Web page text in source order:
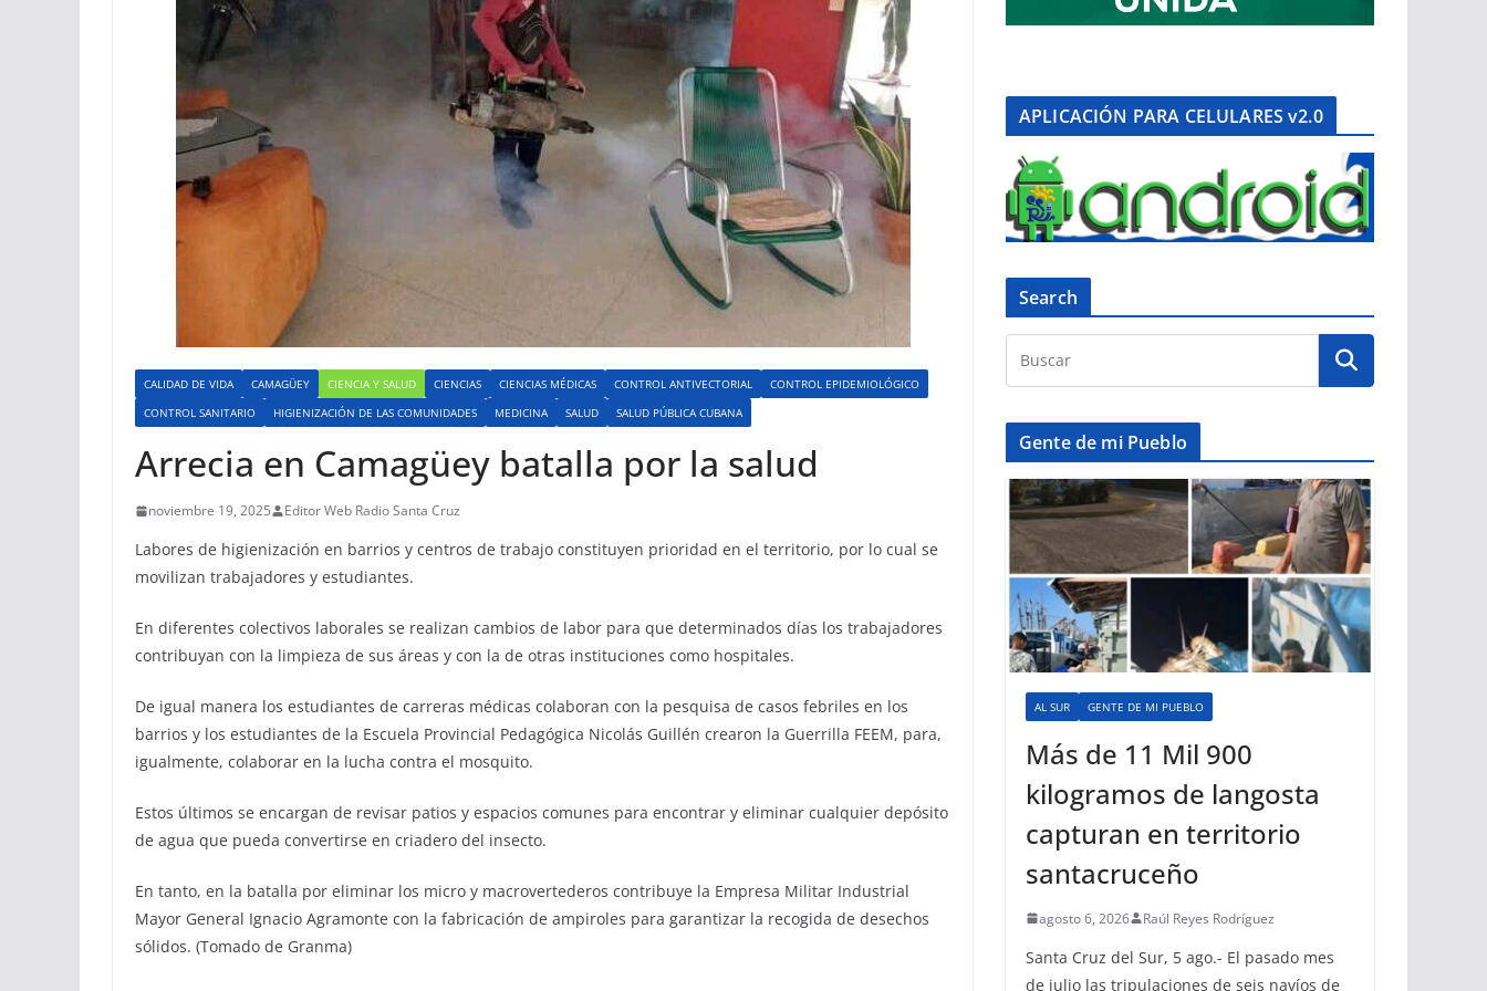
CALIDAD DE VIDA CAMAGÜEY CIENCIA Y SALUD CIENCIAS CIENCIAS MÉDICAS CONTROL ANTIVECTORIAL
CONTROL EPIDEMIOLÓGICO
CONTROL SANITARIO
HIGIENIZACIÓN DE LAS COMUNIDADES MEDICINA SALUD SALUD PÚBLICA CUBANA
Arrecia en Camagüey batalla por la salud
noviembre 19, 2025 Editor Web Radio Santa Cruz
Labores de higienización en barrios y centros de trabajo constituyen prioridad en el territorio, por lo cual se
movilizan trabajadores y estudiantes.
En diferentes colectivos laborales se realizan cambios de labor para que determinados días los trabajadores
contribuyan con la limpieza de sus áreas y con la de otras instituciones como hospitales.
De igual manera los estudiantes de carreras médicas colaboran con la pesquisa de casos febriles en los
barrios y los estudiantes de la Escuela Provincial Pedagógica Nicolás Guillén crearon la Guerrilla FEEM, para,
igualmente, colaborar en la lucha contra el mosquito.
Estos últimos se encargan de revisar patios y espacios comunes para encontrar y eliminar cualquier depósito
de agua que pueda convertirse en criadero del insecto.
En tanto, en la batalla por eliminar los micro y macrovertederos contribuye la Empresa Militar Industrial
Mayor General Ignacio Agramonte con la fabricación de ampiroles para garantizar la recogida de desechos
sólidos. (Tomado de Granma)
APLICACIÓN PARA CELULARES v2.0
Search
Gente de mi Pueblo
AL SUR GENTE DE MI PUEBLO
Más de 11 Mil 900
kilogramos de langosta
capturan en territorio
santacruceño
agosto 6, 2026 Raúl Reyes Rodríguez
Santa Cruz del Sur, 5 ago.- El pasado mes
de julio las tripulaciones de seis navíos de